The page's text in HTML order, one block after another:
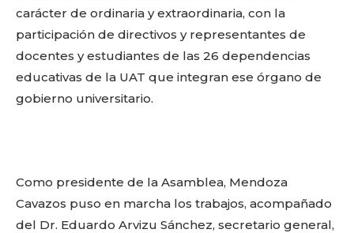
carácter de ordinaria y extraordinaria, con la
participación de directivos y representantes de
docentes y estudiantes de las 26 dependencias
educativas de la UAT que integran ese órgano de
gobierno universitario.
Como presidente de la Asamblea, Mendoza
Cavazos puso en marcha los trabajos, acompañado
del Dr. Eduardo Arvizu Sánchez, secretario general,